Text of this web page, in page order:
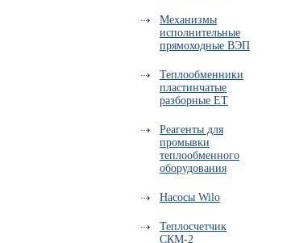
Механизмы
исполнительные
прямоходные ВЭП
Теплообменники
пластинчатые
разборные ЕТ
Реагенты для
промывки
теплообменного
оборудования
Насосы Wilo
Теплосчетчик
СКМ-2